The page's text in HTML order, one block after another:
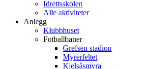
Idrettsskolen
Alle aktiviteter
Anlegg
Klubbhuset
Fotballbaner
Grefsen stadion
Myrerfeltet
Kjelsåsmyra